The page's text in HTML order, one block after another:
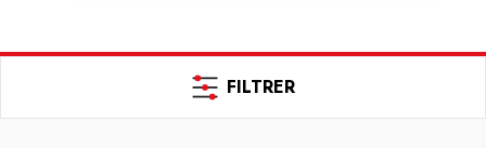
FILTRER